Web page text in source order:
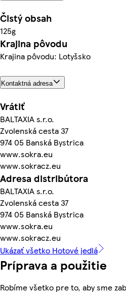
Čistý obsah
125g
Krajina pôvodu
Krajina pôvodu: Lotyšsko
Kontaktná adresa
Vrátiť
BALTAXIA s.r.o.
Zvolenská cesta 37
974 05 Banská Bystrica
www.sokra.eu
www.sokracz.eu
Adresa distribútora
BALTAXIA s.r.o.
Zvolenská cesta 37
974 05 Banská Bystrica
www.sokra.eu
www.sokracz.eu
Ukázať všetko Hotové jedlá
Príprava a použitie
Robíme všetko pre to, aby sme